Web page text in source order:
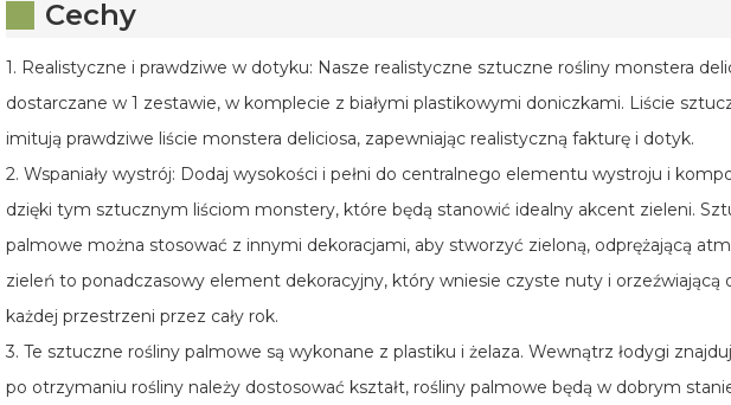
Cechy
1. Realistyczne i prawdziwe w dotyku: Nasze realistyczne sztuczne rośliny monstera
dostarczane w 1 zestawie, w komplecie z białymi plastikowymi doniczkami. Liście
imitują prawdziwe liście monstera deliciosa, zapewniając realistyczną fakturę i dotyk.
2. Wspaniały wystrój: Dodaj wysokości i pełni do centralnego elementu wystroju i
dzięki tym sztucznym liściom monstery, które będą stanowić idealny akcent zieleni.
palmowe można stosować z innymi dekoracjami, aby stworzyć zieloną, odprężającą
zieleń to ponadczasowy element dekoracyjny, który wniesie czyste nuty i orzeźwiającą
każdej przestrzeni przez cały rok.
3. Te sztuczne rośliny palmowe są wykonane z plastiku i żelaza. Wewnątrz łodygi
po otrzymaniu rośliny należy dostosować kształt, rośliny palmowe będą w dobrym